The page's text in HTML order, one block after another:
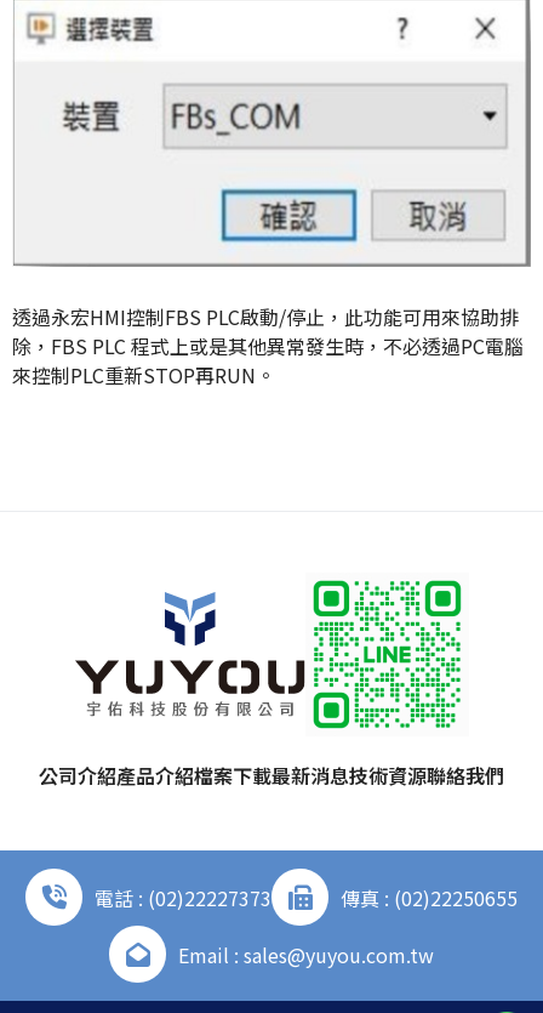
透過永宏HMI控制FBS PLC啟動/停止，此功能可用來協助排
除，FBS PLC 程式上或是其他異常發生時，不必透過PC電腦
來控制PLC重新STOP再RUN。
公司介紹產品介紹檔案下載最新消息技術資源聯絡我們
電話 : (02)22227373
傳真 : (02)22250655
Email : sales@yuyou.com.tw